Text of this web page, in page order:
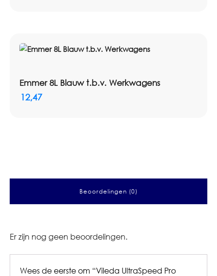
Emmer 8L Blauw t.b.v. Werkwagens
12,47
Beoordelingen (0)
Er zijn nog geen beoordelingen.
Wees de eerste om “Vileda UltraSpeed Pro